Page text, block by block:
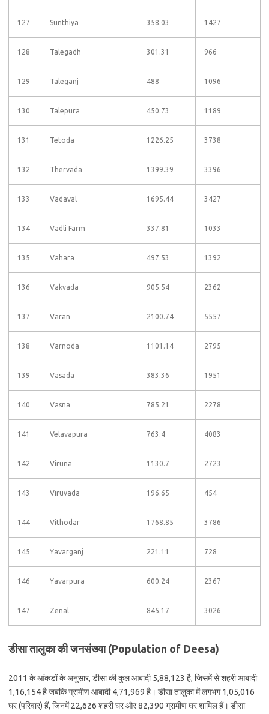
127 Sunthiya 358.03 1427
128 Talegadh 301.31 966
129 Taleganj 488 1096
130 Talepura 450.73 1189
131 Tetoda 1226.25 3738
132 Thervada 1399.39 3396
133 Vadaval 1695.44 3427
134 Vadli Farm 337.81 1033
135 Vahara 497.53 1392
136 Vakvada 905.54 2362
137 Varan 2100.74 5557
138 Varnoda 1101.14 2795
139 Vasada 383.36 1951
140 Vasna 785.21 2278
141 Velavapura 763.4 4083
142 Viruna 1130.7 2723
143 Viruvada 196.65 454
144 Vithodar 1768.85 3786
145 Yavarganj 221.11 728
146 Yavarpura 600.24 2367
147 Zenal 845.17 3026
डीसा तालुका की जनसंख्या (Population of Deesa)
2011 के आंकड़ों के अनुसार, डीसा की कुल आबादी 5,88,123 है, जिसमें से शहरी आबादी
1,16,154 है जबकि ग्रामीण आबादी 4,71,969 है। डीसा तालुका में लगभग 1,05,016
घर (परिवार) हैं, जिनमें 22,626 शहरी घर और 82,390 ग्रामीण घर शामिल हैं। डीसा